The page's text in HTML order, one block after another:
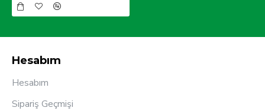
Hesabım
Hesabım
Sipariş Geçmişi